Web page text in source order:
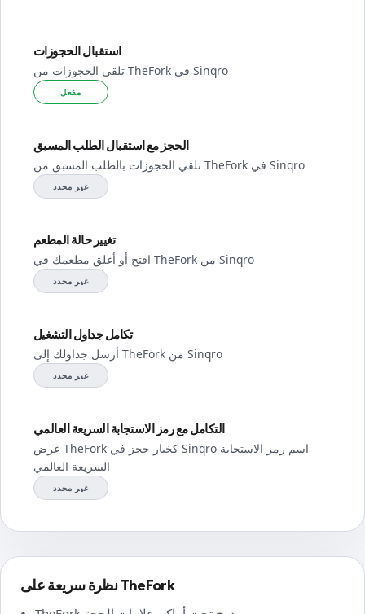
استقبال الحجوزات
تلقي الحجوزات من TheFork في Sinqro
مفعل
الحجز مع استقبال الطلب المسبق
تلقي الحجوزات بالطلب المسبق من TheFork في Sinqro
غير محدد
تغيير حالة المطعم
افتح أو أغلق مطعمك في TheFork من Sinqro
غير محدد
تكامل جداول التشغيل
أرسل جداولك إلى TheFork من Sinqro
غير محدد
التكامل مع رمز الاستجابة السريعة العالمي
عرض TheFork كخيار حجز في Sinqro اسم رمز الاستجابة
السريعة العالمي
غير محدد
نظرة سريعة على TheFork